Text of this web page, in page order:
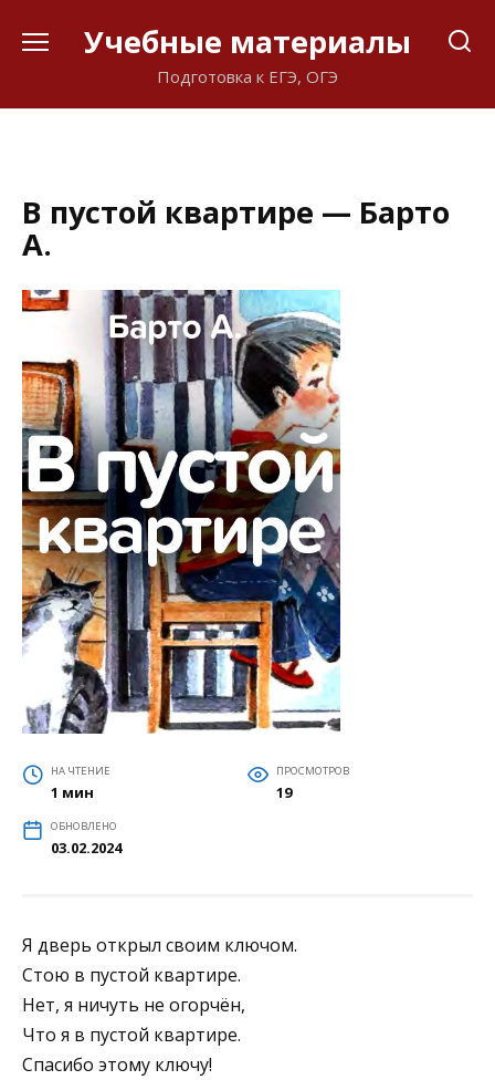
Учебные материалы
Подготовка к ЕГЭ, ОГЭ
В пустой квартире — Барто
А.
НА ЧТЕНИЕ
1 мин
ПРОСМОТРОВ
19
ОБНОВЛЕНО
03.02.2024
Я дверь открыл своим ключом.
Стою в пустой квартире.
Нет, я ничуть не огорчён,
Что я в пустой квартире.
Спасибо этому ключу!